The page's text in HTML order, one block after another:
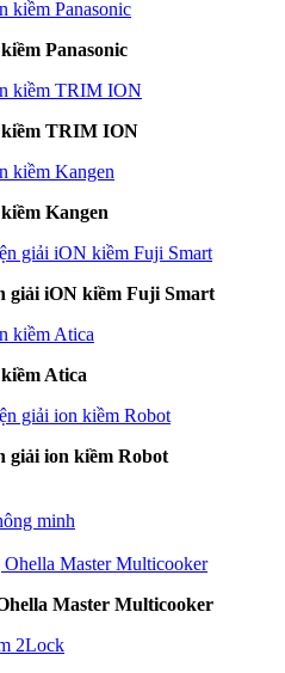
Panasonic
TRIM ION
Kangen
giải iON kiềm Fuji Smart
Atica
giải ion kiềm Robot
minh
Master Multicooker